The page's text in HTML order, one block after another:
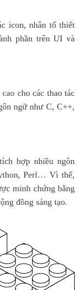
icon, nhân tố thiết
phần trên UI và
cho các thao tác
ngữ như C, C++,
hợp nhiều ngôn
Perl… Vì thế,
minh chứng bằng
đồng sáng tạo.